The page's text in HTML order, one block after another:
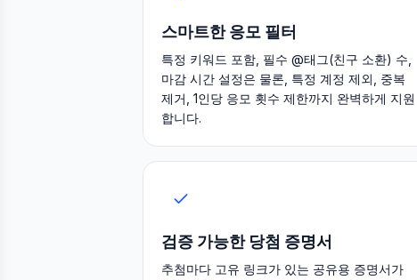
스마트한 응모 필터
특정 키워드 포함, 필수 @태그(친구 소환) 수,
마감 시간 설정은 물론, 특정 계정 제외, 중복
제거, 1인당 응모 횟수 제한까지 완벽하게 지원
합니다.
검증 가능한 당첨 증명서
추첨마다 고유 링크가 있는 공유용 증명서가